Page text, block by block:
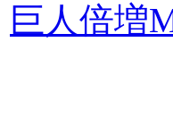
巨人倍増